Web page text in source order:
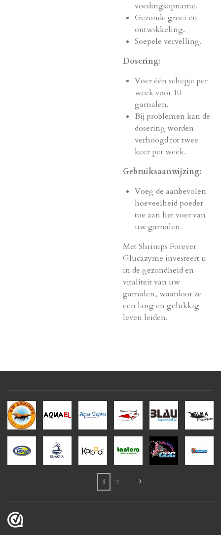
voedingsopname.
Gezonde groei en
ontwikkeling.
Soepele vervelling.
Dosering:
Voer één schepje per
week voor 10
garnalen.
Bij problemen kan de
dosering worden
verhoogd tot twee
keer per week.
Gebruiksaanwijzing:
Voeg de aanbevolen
hoeveelheid poeder
toe aan het voer van
uw garnalen.
Met Shrimps Forever
Glucazyme investeert u
in de gezondheid en
vitaliteit van uw
garnalen, waardoor ze
een lang en gelukkig
leven leiden.
1 2